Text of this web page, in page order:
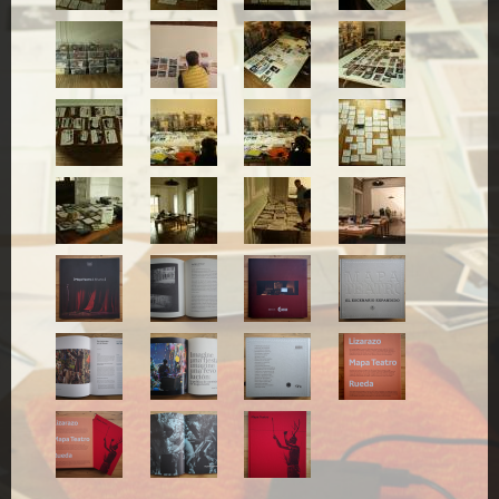
9.jpg 9A.jpg 9B.jpg 9C.jpg
9E.jpg 9F.jpg 9G.jpg 10.jpg
11.jpg 11A.jpg 12.jpg 13.jpg
1.png 2.png 3.png 8.png
7.png 9.png 10.png 4.png
11.png 6.png 5.png